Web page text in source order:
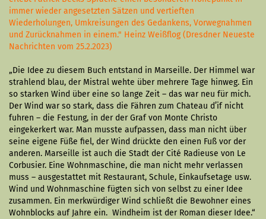
immer wieder angesetzten Sätzen und vertieften
Wiederholungen, Umkreisungen des Gedankens, Vorwegnahmen
und Zurücknahmen in einem." Heinz Weißflog (Dresdner Neueste
Nachrichten vom 25.2.2023)
„Die Idee zu diesem Buch entstand in Marseille. Der Himmel war
strahlend blau, der Mistral wehte über mehrere Tage hinweg. Ein
so starken Wind über eine so lange Zeit – das war neu für mich.
Der Wind war so stark, dass die Fähren zum Chateau d’if nicht
fuhren – die Festung, in der der Graf von Monte Christo
eingekerkert war. Man musste aufpassen, dass man nicht über
seine eigene Füße fiel, der Wind drückte den einen Fuß vor der
anderen. Marseille ist auch die Stadt der Cité Radieuse von Le
Corbusier. Eine Wohnmaschine, die man nicht mehr verlassen
muss – ausgestattet mit Restaurant, Schule, Einkaufsetage usw.
Wind und Wohnmaschine fügten sich von selbst zu einer Idee
zusammen. Ein merkwürdiger Wind schließt die Bewohner eines
Wohnblocks auf Jahre ein. Windheim ist der Roman dieser Idee.“